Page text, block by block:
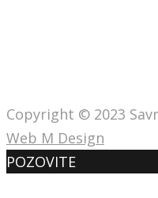
Copyright © 2023
Web M Design
POZOVITE